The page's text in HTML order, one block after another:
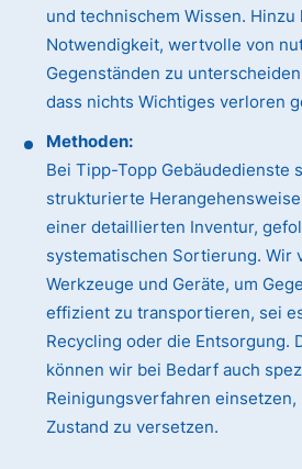
und technischem Wissen. Hinzu
Notwendigkeit, wertvolle von
Gegenständen zu
dass nichts Wichtiges verloren
Methoden:
Bei Tipp-Topp Gebäudedienste
strukturierte
einer detaillierten Inventur,
systematischen Sortierung. Wir
Werkzeuge und Geräte, um
effizient zu transportieren, sei
Recycling oder die Entsorgung.
können wir bei Bedarf auch
Reinigungsverfahren einsetzen,
Zustand zu versetzen.